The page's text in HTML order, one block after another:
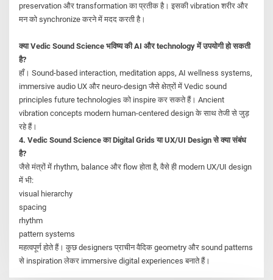
preservation और transformation का प्रतीक है। इसकी vibration शरीर और
मन को synchronize करने में मदद करती है।
क्या Vedic Sound Science भविष्य की AI और technology में उपयोगी हो सकती
है?
हाँ। Sound-based interaction, meditation apps, AI wellness systems,
immersive audio UX और neuro-design जैसे क्षेत्रों में Vedic sound
principles future technologies को inspire कर सकते हैं। Ancient
vibration concepts modern human-centered design के साथ तेजी से जुड़
रहे हैं।
4. Vedic Sound Science का Digital Grids या UX/UI Design से क्या संबंध
है?
जैसे मंत्रों में rhythm, balance और flow होता है, वैसे ही modern UX/UI design
में भी:
visual hierarchy
spacing
rhythm
pattern systems
महत्वपूर्ण होते हैं। कुछ designers प्राचीन वैदिक geometry और sound patterns
से inspiration लेकर immersive digital experiences बनाते हैं।